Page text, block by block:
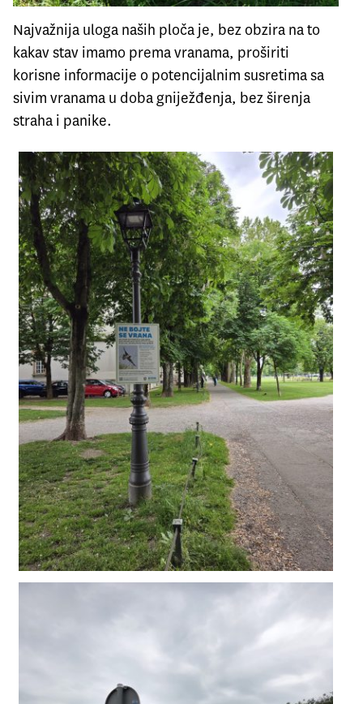
Najvažnija uloga naših ploča je, bez obzira na to
kakav stav imamo prema vranama, proširiti
korisne informacije o potencijalnim susretima sa
sivim vranama u doba gniježđenja, bez širenja
straha i panike.